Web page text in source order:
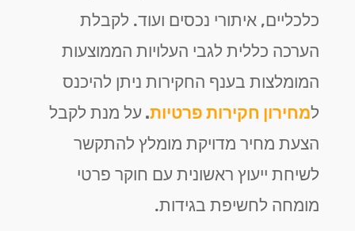
כלכליים, איתורי נכסים ועוד. לקבלת
הערכה כללית לגבי העלויות הממוצעות
המומלצות בענף החקירות ניתן להיכנס
למחירון חקירות פרטיות. על מנת לקבל
הצעת מחיר מדויקת מומלץ להתקשר
לשיחת ייעוץ ראשונית עם חוקר פרטי
מומחה לחשיפת בגידות.